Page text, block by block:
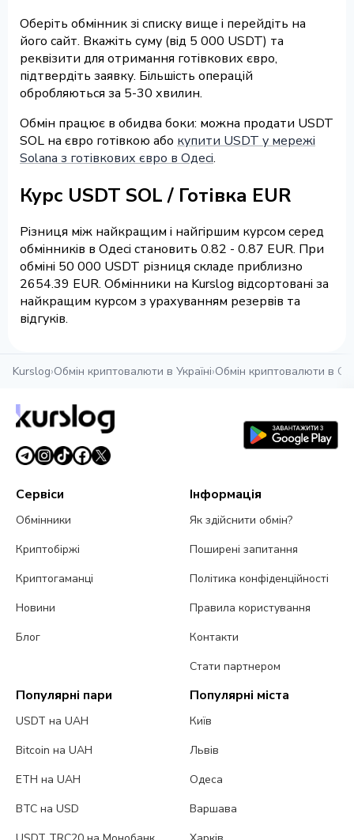
Оберіть обмінник зі списку вище і перейдіть на
його сайт. Вкажіть суму (від 5 000 USDT) та
реквізити для отримання готівкових євро,
підтвердіть заявку. Більшість операцій
обробляються за 5-30 хвилин.
Обмін працює в обидва боки: можна продати USDT
SOL на євро готівкою або купити USDT у мережі
Solana з готівкових євро в Одесі.
Курс USDT SOL / Готівка EUR
Різниця між найкращим і найгіршим курсом серед
обмінників в Одесі становить 0.82 - 0.87 EUR. При
обміні 50 000 USDT різниця складе приблизно
2654.39 EUR. Обмінники на Kurslog відсортовані за
найкращим курсом з урахуванням резервів та
відгуків.
Kurslog›Обмін криптовалюти в Україні›Обмін криптовалюти в
Сервіси
Обмінники
Криптобіржі
Криптогаманці
Новини
Блог
Інформація
Як здійснити обмін?
Поширені запитання
Політика конфіденційності
Правила користування
Контакти
Стати партнером
Популярні пари
USDT на UAH
Bitcoin на UAH
ETH на UAH
BTC на USD
Популярні міста
Київ
Львів
Одеса
Варшава